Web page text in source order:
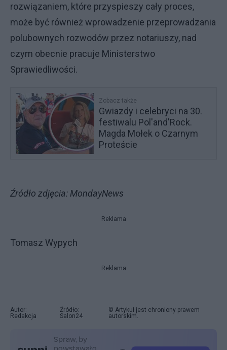
rozwiązaniem, które przyspieszy cały proces,
może być również wprowadzenie przeprowadzania
polubownych rozwodów przez notariuszy, nad
czym obecnie pracuje Ministerstwo
Sprawiedliwości.
Zobacz także
Gwiazdy i celebryci na 30.
festiwalu Pol'and'Rock.
Magda Mołek o Czarnym
Proteście
Źródło zdjęcia: MondayNews
Reklama
Tomasz Wypych
Reklama
Autor:
Redakcja
Źródło:
Salon24
© Artykuł jest chroniony prawem
autorskim.